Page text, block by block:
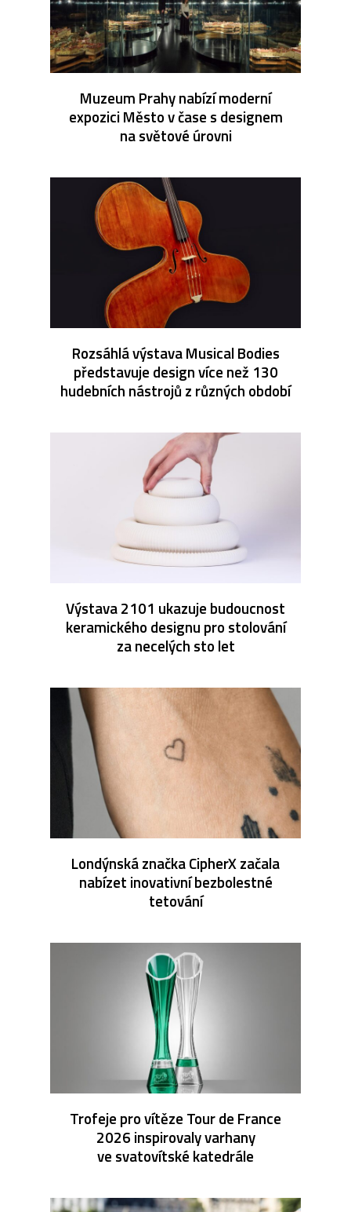
Muzeum Prahy nabízí moderní
expozici Město v čase s designem
na světové úrovni
Rozsáhlá výstava Musical Bodies
představuje design více než 130
hudebních nástrojů z různých období
Výstava 2101 ukazuje budoucnost
keramického designu pro stolování
za necelých sto let
Londýnská značka CipherX začala
nabízet inovativní bezbolestné
tetování
Trofeje pro vítěze Tour de France
2026 inspirovaly varhany
ve svatovítské katedrále